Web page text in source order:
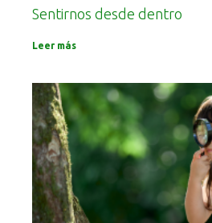
Sentirnos desde dentro
Leer más